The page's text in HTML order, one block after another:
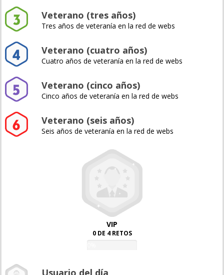
Veterano (tres años)
Tres años de veteranía en la red de webs
Veterano (cuatro años)
Cuatro años de veteranía en la red de webs
Veterano (cinco años)
Cinco años de veteranía en la red de webs
Veterano (seis años)
Seis años de veteranía en la red de webs
VIP
0 DE 4 RETOS
Usuario del día